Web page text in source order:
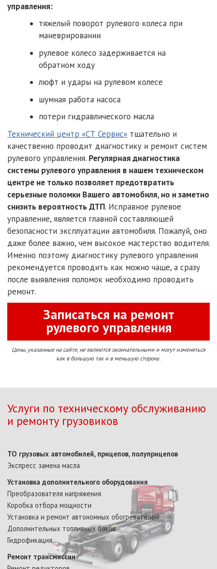
управления:
тяжелый поворот рулевого колеса при
маневрировании
рулевое колесо задерживается на
обратном ходу
люфт и удары на рулевом колесе
шумная работа насоса
потери гидравлического масла
Технический центр «СТ Сервис» тщательно и
качественно проводит диагностику и ремонт систем
рулевого управления. Регулярная диагностика
системы рулевого управления в нашем техническом
центре не только позволяет предотвратить
серьезные поломки Вашего автомобиля, но и заметно
снизить вероятность ДТП. Исправное рулевое
управление, является главной составляющей
безопасности эксплуатации автомобиля. Пожалуй, оно
даже более важно, чем высокое мастерство водителя.
Именно поэтому диагностику рулевого управления
рекомендуется проводить как можно чаще, а сразу
после выявления поломок необходимо проводить
ремонт.
Записаться на ремонт
рулевого управления
Цены, указанные на сайте, не являются окончательными и могут изменяться
как в большую так и в меньшую сторону.
Услуги по техническому обслуживанию
и ремонту грузовиков
ТО грузовых автомобилей, прицепов, полуприцепов
Экспресс замена масла
Установка дополнительного оборудования
Преобразователя напряжения
Коробка отбора мощности
Установка и ремонт автономных обогревателей
Дополнительных топливных баков
Гидрофикация
Ремонт трансмиссии